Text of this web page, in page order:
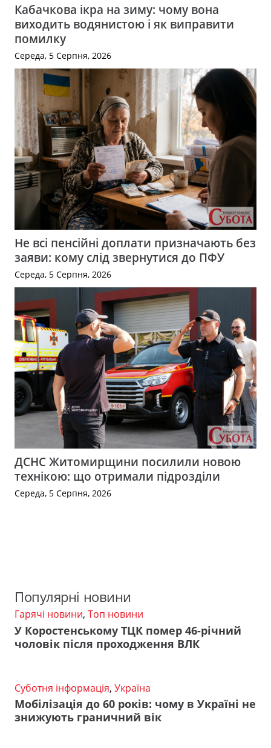
Кабачкова ікра на зиму: чому вона
виходить водянистою і як виправити
помилку
Середа, 5 Серпня, 2026
Не всі пенсійні доплати призначають без
заяви: кому слід звернутися до ПФУ
Середа, 5 Серпня, 2026
ДСНС Житомирщини посилили новою
технікою: що отримали підрозділи
Середа, 5 Серпня, 2026
Популярні новини
Гарячі новини, Топ новини
У Коростенському ТЦК помер 46-річний
чоловік після проходження ВЛК
Суботня інформація, Україна
Мобілізація до 60 років: чому в Україні не
знижують граничний вік